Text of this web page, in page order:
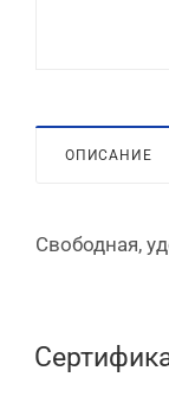
ОПИСАНИЕ
Свободная,